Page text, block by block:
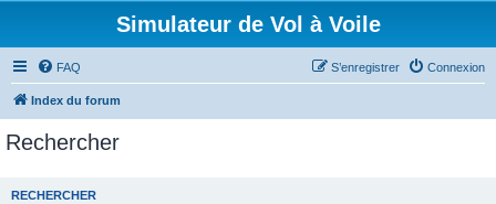
Simulateur de Vol à Voile
FAQ Connexion
S’enregistrer
Index du forum
Rechercher
RECHERCHER